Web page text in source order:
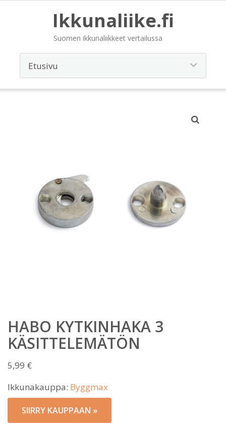
Ikkunaliike.fi
Suomen ikkunaliikkeet vertailussa
HABO KYTKINHAKA 3
KÄSITTELEMÄTÖN
5,99 €
Ikkunakauppa: Byggmax
SIIRRY KAUPPAAN »